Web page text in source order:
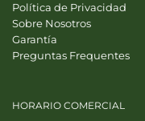
Política de Privacidad
Sobre Nosotros
Garantía
Preguntas Frequentes
HORARIO COMERCIAL